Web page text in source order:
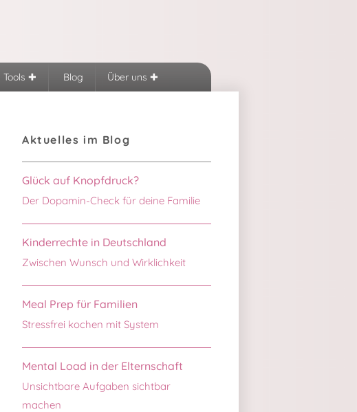
Tools Blog Über uns
Aktuelles im Blog
Glück auf Knopfdruck?
Der Dopamin-Check für deine Familie
Kinderrechte in Deutschland
Zwischen Wunsch und Wirklichkeit
Meal Prep für Familien
Stressfrei kochen mit System
Mental Load in der Elternschaft
Unsichtbare Aufgaben sichtbar
machen